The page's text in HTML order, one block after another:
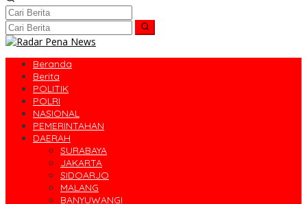
Beranda
Berita
POLITIK
POLRI
NASIONAL
PEMERINTAHAN
DAERAH
SURABAYA
JAKARTA
SIDOARJO
MALANG
BANYUWANGI